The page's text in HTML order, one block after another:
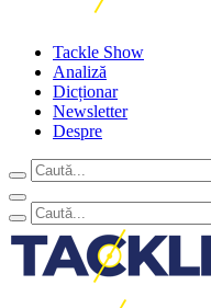
Tackle Show
Analiză
Dicționar
Newsletter
Despre